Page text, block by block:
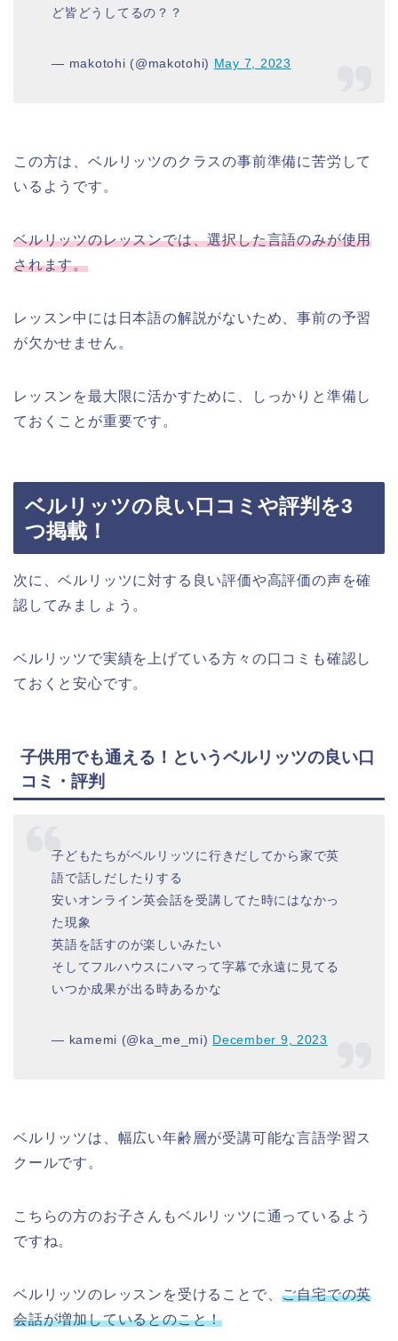
ど皆どうしてるの？？
— makotohi (@makotohi) May 7, 2023
この方は、ベルリッツのクラスの事前準備に苦労して
いるようです。
ベルリッツのレッスンでは、選択した言語のみが使用
されます。
レッスン中には日本語の解説がないため、事前の予習
が欠かせません。
レッスンを最大限に活かすために、しっかりと準備し
ておくことが重要です。
ベルリッツの良い口コミや評判を3
つ掲載！
次に、ベルリッツに対する良い評価や高評価の声を確
認してみましょう。
ベルリッツで実績を上げている方々の口コミも確認し
ておくと安心です。
子供用でも通える！というベルリッツの良い口
コミ・評判
子どもたちがベルリッツに行きだしてから家で英
語で話しだしたりする
安いオンライン英会話を受講してた時にはなかっ
た現象
英語を話すのが楽しいみたい
そしてフルハウスにハマって字幕で永遠に見てる
いつか成果が出る時あるかな
— kamemi (@ka_me_mi) December 9, 2023
ベルリッツは、幅広い年齢層が受講可能な言語学習ス
クールです。
こちらの方のお子さんもベルリッツに通っているよう
ですね。
ベルリッツのレッスンを受けることで、ご自宅での英
会話が増加しているとのこと！